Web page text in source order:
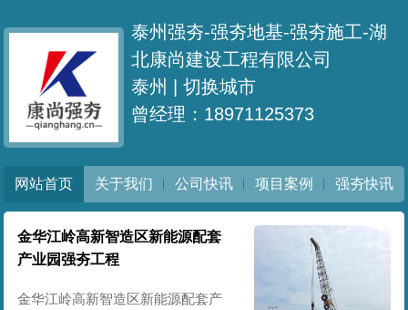
泰州强夯-强夯地基-强夯施工-湖
北康尚建设工程有限公司
泰州 |切换城市
曾经理：18971125373
网站首页 关于我们 公司快讯 项目案例 强夯快讯
金华江岭高新智造区新能源配套
产业园强夯工程
金华江岭高新智造区新能源配套产